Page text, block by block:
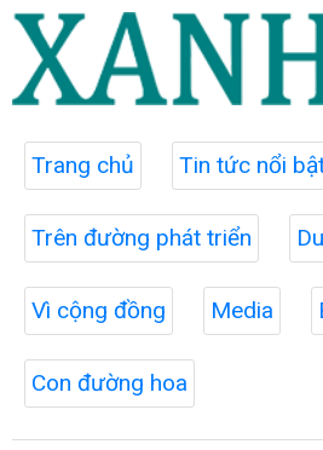
Trang chủ Tin tức nổi
Trên đường phát triển
Vì cộng đồng Media
Con đường hoa